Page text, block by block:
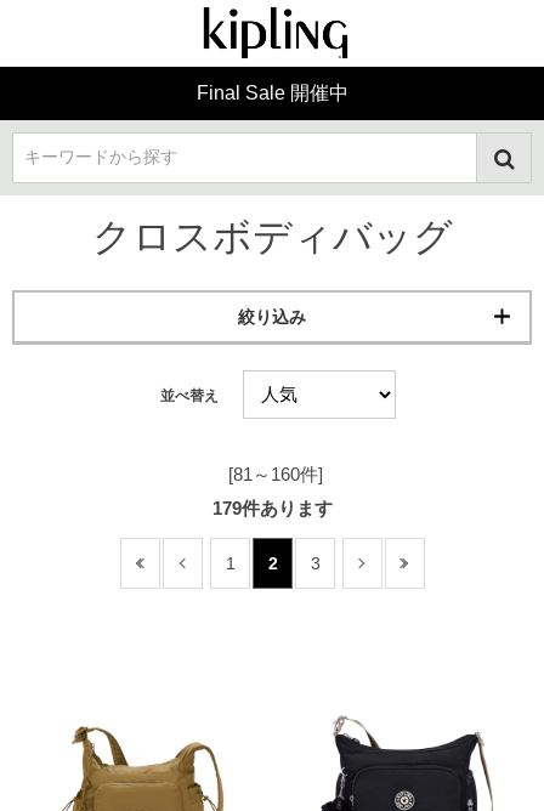
Final Sale 開催中
キーワードから探す
クロスボディバッグ
絞り込み
並べ替え
[81～160件]
179件あります
1 2 3